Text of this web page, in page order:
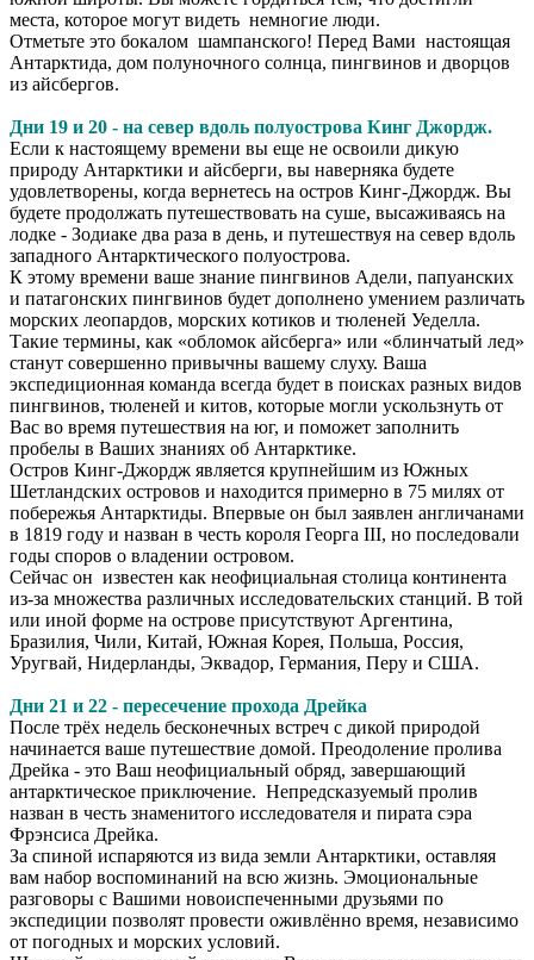
места, которое могут видеть немногие люди.
Отметьте это бокалом шампанского! Перед Вами настоящая
Антарктида, дом полуночного солнца, пингвинов и дворцов
из айсбергов.
Дни 19 и 20 - на север вдоль полуострова Кинг Джордж.
Если к настоящему времени вы еще не освоили дикую
природу Антарктики и айсберги, вы наверняка будете
удовлетворены, когда вернетесь на остров Кинг-Джордж. Вы
будете продолжать путешествовать на суше, высаживаясь на
лодке - Зодиаке два раза в день, и путешествуя на север вдоль
западного Антарктического полуострова.
К этому времени ваше знание пингвинов Адели, папуанских
и патагонских пингвинов будет дополнено умением различать
морских леопардов, морских котиков и тюленей Уеделла.
Такие термины, как «обломок айсберга» или «блинчатый лед»
станут совершенно привычны вашему слуху. Ваша
экспедиционная команда всегда будет в поисках разных видов
пингвинов, тюленей и китов, которые могли ускользнуть от
Вас во время путешествия на юг, и поможет заполнить
пробелы в Ваших знаниях об Антарктике.
Остров Кинг-Джордж является крупнейшим из Южных
Шетландских островов и находится примерно в 75 милях от
побережья Антарктиды. Впервые он был заявлен англичанами
в 1819 году и назван в честь короля Георга III, но последовали
годы споров о владении островом.
Сейчас он известен как неофициальная столица континента
из-за множества различных исследовательских станций. В той
или иной форме на острове присутствуют Аргентина,
Бразилия, Чили, Китай, Южная Корея, Польша, Россия,
Уругвай, Нидерланды, Эквадор, Германия, Перу и США.
Дни 21 и 22 - пересечение прохода Дрейка
После трёх недель бесконечных встреч с дикой природой
начинается ваше путешествие домой. Преодоление пролива
Дрейка - это Ваш неофициальный обряд, завершающий
антарктическое приключение. Непредсказуемый пролив
назван в честь знаменитого исследователя и пирата сэра
Фрэнсиса Дрейка.
За спиной испаряются из вида земли Антарктики, оставляя
вам набор воспоминаний на всю жизнь. Эмоциональные
разговоры с Вашими новоиспеченными друзьями по
экспедиции позволят провести оживлённо время, независимо
от погодных и морских условий.